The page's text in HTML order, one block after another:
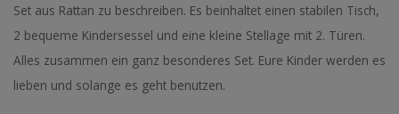
Set aus Rattan zu beschreiben. Es beinhaltet einen stabilen Tisch,
2 bequeme Kindersessel und eine kleine Stellage mit 2. Türen.
Alles zusammen ein ganz besonderes Set. Eure Kinder werden es
lieben und solange es geht benutzen.